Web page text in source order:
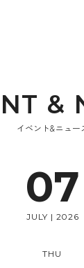
NT &
イベント&ニュー
07
JULY | 2026
THU